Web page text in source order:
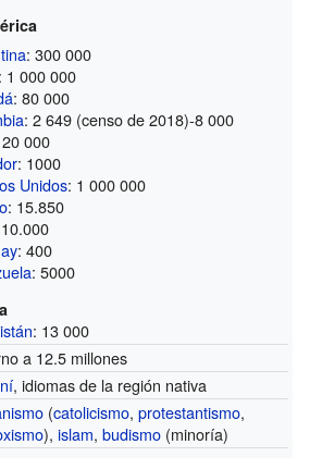
: 300 000
: 1 000 000
: 80 000
: 2 649 (censo de 2018)-8 000
000
: 1000
Unidos: 1 000 000
: 15.850
: 400
: 5000
: 13 000
a 12.5 millones
, idiomas de la región nativa
(catolicismo,protestantismo,
),islam,budismo (minoría)